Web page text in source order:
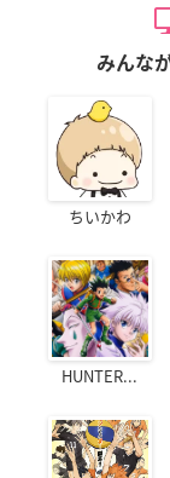
みんな
ちいかわ
HUNTER...